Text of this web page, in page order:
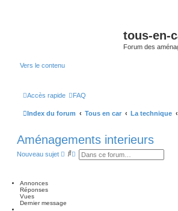
tous-en-
Forum des
Vers le contenu
Accès rapide FAQ
Index du forum Tous en car La technique
Aménagements interieurs
Nouveau sujet
R R
Annonces
Réponses
Vues
Dernier message